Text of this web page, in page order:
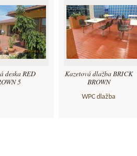
deska RED
5
Kazetová dlažba BRICK
BROWN
WPC dlažba